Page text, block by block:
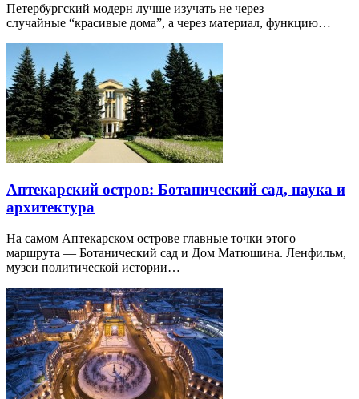
Петербургский модерн лучше изучать не через
случайные “красивые дома”, а через материал, функцию…
Аптекарский остров: Ботанический сад, наука и
архитектура
На самом Аптекарском острове главные точки этого
маршрута — Ботанический сад и Дом Матюшина. Ленфильм,
музеи политической истории…